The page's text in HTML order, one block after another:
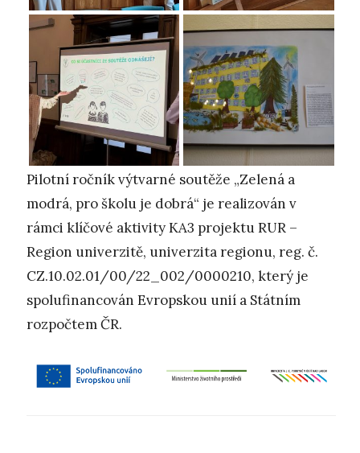
Pilotní ročník výtvarné soutěže „Zelená a
modrá, pro školu je dobrá“ je realizován v
rámci klíčové aktivity KA3 projektu RUR –
Region univerzitě, univerzita regionu, reg. č.
CZ.10.02.01/00/22_002/0000210, který je
spolufinancován Evropskou unií a Státním
rozpočtem ČR.